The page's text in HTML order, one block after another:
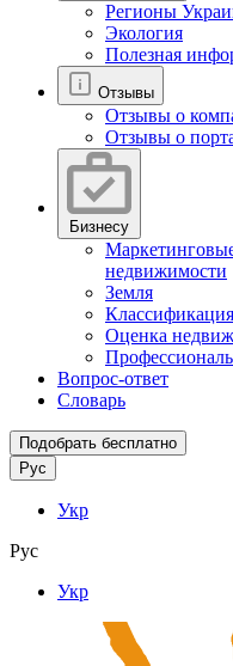
Регионы
Экология
Полезная
Отзывы
Отзывы о
Отзывы о
Бизнесу
недвижимости
Земля
Оценка
Вопрос-ответ
Словарь
Подобрать бесплатно
Рус
Укр
Рус
Укр